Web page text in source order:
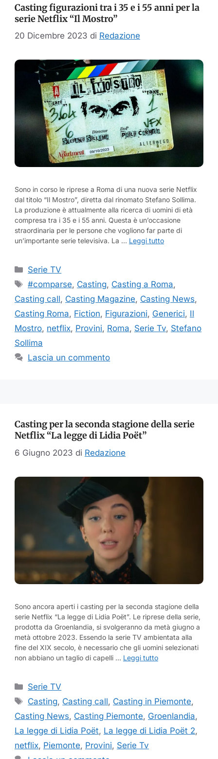
Casting figurazioni tra i 35 e i 55 anni per la
serie Netflix “Il Mostro”
20 Dicembre 2023 di Redazione
Sono in corso le riprese a Roma di una nuova serie Netflix
dal titolo “Il Mostro”, diretta dal rinomato Stefano Sollima.
La produzione è attualmente alla ricerca di uomini di età
compresa tra i 35 e i 55 anni. Questa è un’occasione
straordinaria per le persone che vogliono far parte di
un’importante serie televisiva. La … Leggi tutto
Categorie
Serie TV
Tag
#comparse, Casting, Casting a Roma,
Casting call, Casting Magazine, Casting News,
Casting Roma, Fiction, Figurazioni, Generici, Il
Mostro, netflix, Provini, Roma, Serie Tv, Stefano
Sollima
Lascia un commento
Casting per la seconda stagione della serie
Netflix “La legge di Lidia Poët”
6 Giugno 2023 di Redazione
Sono ancora aperti i casting per la seconda stagione della
serie Netflix “La legge di Lidia Poët”. Le riprese della serie,
prodotta da Groenlandia, si svolgeranno da metà giugno a
metà ottobre 2023. Essendo la serie TV ambientata alla
fine del XIX secolo, è necessario che gli uomini selezionati
non abbiano un taglio di capelli … Leggi tutto
Categorie
Serie TV
Tag
Casting, Casting call, Casting in Piemonte,
Casting News, Casting Piemonte, Groenlandia,
La legge di Lidia Poët, La legge di Lidia Poët 2,
netflix, Piemonte, Provini, Serie Tv